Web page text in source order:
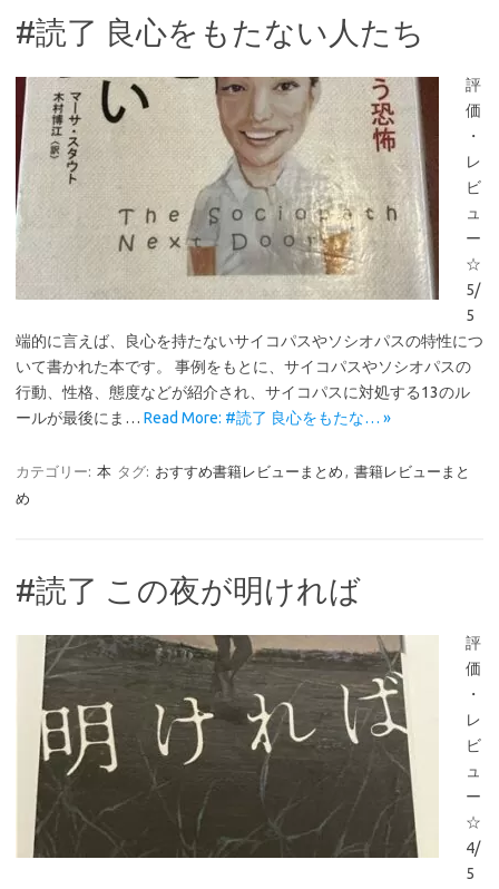
#読了 良心をもたない人たち
評
価
・
レ
ビ
ュ
ー
☆
5/
5
端的に言えば、良心を持たないサイコパスやソシオパスの特性につ
いて書かれた本です。 事例をもとに、サイコパスやソシオパスの
行動、性格、態度などが紹介され、サイコパスに対処する13のル
ールが最後にま… Read More: #読了 良心をもたな… »
カテゴリー: 本 タグ: おすすめ書籍レビューまとめ , 書籍レビューまと
め
#読了 この夜が明ければ
評
価
・
レ
ビ
ュ
ー
☆
4/
5